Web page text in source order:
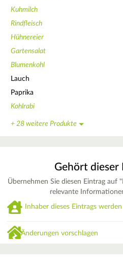
Kuhmilch
Rindfleisch
Hühnereier
Gartensalat
Blumenkohl
Lauch
Paprika
Kohlrabi
+ 28 weitere Produkte
Gehört dieser
Übernehmen Sie diesen Eintrag auf
relevante
Inhaber dieses Eintrags werden
Änderungen vorschlagen